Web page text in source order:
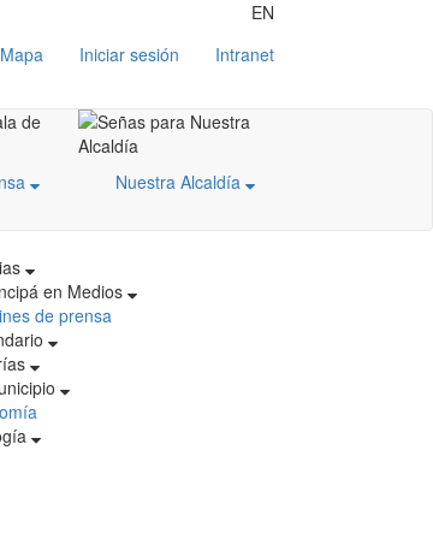
EN
Mapa
Iniciar sesión Intranet
Nuestra Alcaldía
en Medios
de prensa